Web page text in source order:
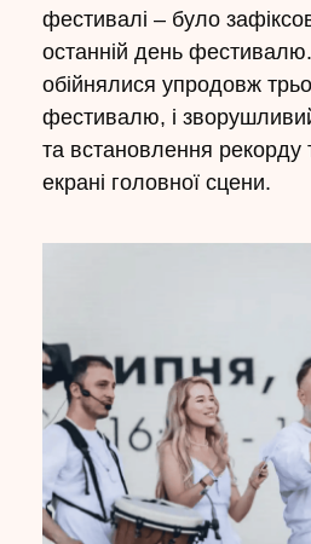
фестивалі – було
останній день
обійнялися упродовж
фестивалю, і
та встановлення
екрані головної сцени.